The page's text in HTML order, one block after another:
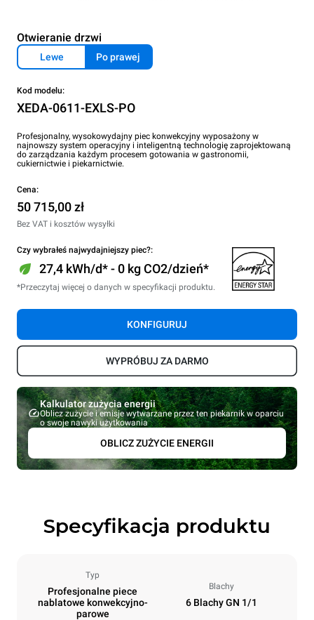
Otwieranie drzwi
Lewe Po prawej
Kod modelu:
XEDA-0611-EXLS-PO
Profesjonalny, wysokowydajny piec konwekcyjny wyposażony w
najnowszy system operacyjny i inteligentną technologię zaprojektowaną
do zarządzania każdym procesem gotowania w gastronomii,
cukiernictwie i piekarnictwie.
Cena:
50 715,00 zł
Bez VAT i kosztów wysyłki
Czy wybrałeś najwydajniejszy piec?:
27,4 kWh/d* - 0 kg CO2/dzień*
*Przeczytaj więcej o danych w specyfikacji produktu.
KONFIGURUJ
WYPRÓBUJ ZA DARMO
Kalkulator zużycia energii
Oblicz zużycie i emisje wytwarzane przez ten piekarnik w oparciu
o swoje nawyki użytkowania
OBLICZ ZUŻYCIE ENERGII
Specyfikacja produktu
Typ
Profesjonalne piece
nablatowe konwekcyjno-
parowe
Blachy
6 Blachy GN 1/1